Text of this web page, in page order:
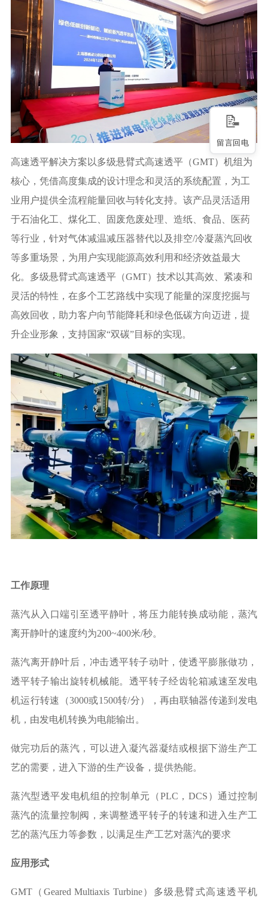
高速透平解决方案以多级悬臂式高速透平（GMT）机组为
核心，凭借高度集成的设计理念和灵活的系统配置，为工
业用户提供全流程能量回收与转化支持。 该产品灵活适用
于石油化工、煤化工、固废危废处理、造纸、食品、医药
等行业，针对气体减温减压器替代以及排空/冷凝蒸汽回收
等多重场景，为用户实现能源高效利用和经济效益最大
化。 多级悬臂式高速透平（GMT）技术以其高效、紧凑和
灵活的特性，在多个工艺路线中实现了能量的深度挖掘与
高效回收，助力客户向节能降耗和绿色低碳方向迈进，提
升企业形象，支持国家“双碳”目标的实现。
工作原理
蒸汽从入口端引至透平静叶，将压力能转换成动能，蒸汽
离开静叶的速度约为200~400米/秒。
蒸汽离开静叶后，冲击透平转子动叶，使透平膨胀做功，
透平转子输出旋转机械能。透平转子经齿轮箱减速至发电
机运行转速（3000或1500转/分），再由联轴器传递到发电
机，由发电机转换为电能输出。
做完功后的蒸汽，可以进入凝汽器凝结或根据下游生产工
艺的需要，进入下游的生产设备，提供热能。
蒸汽型透平发电机组的控制单元（PLC，DCS）通过控制
蒸汽的流量控制阀，来调整透平转子的转速和进入生产工
艺的蒸汽压力等参数，以满足生产工艺对蒸汽的要求
应用形式
GMT（Geared Multiaxis Turbine）多级悬臂式高速透平机
留言回电